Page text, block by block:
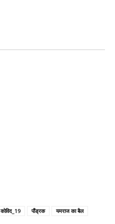
कोविद_19 पौंड्रक यमराज का बैल